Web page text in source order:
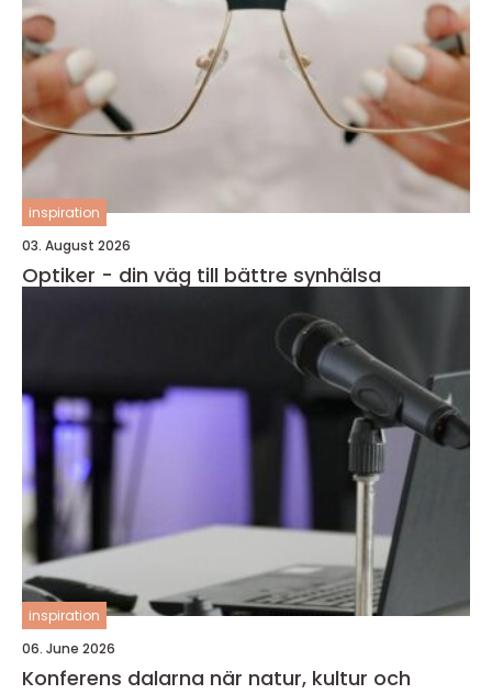
inspiration
03. August 2026
Optiker - din väg till bättre synhälsa
inspiration
06. June 2026
Konferens dalarna när natur, kultur och